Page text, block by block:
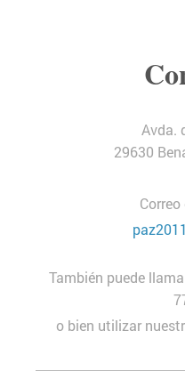
Avda.
29630
También puede
o bien utilizar